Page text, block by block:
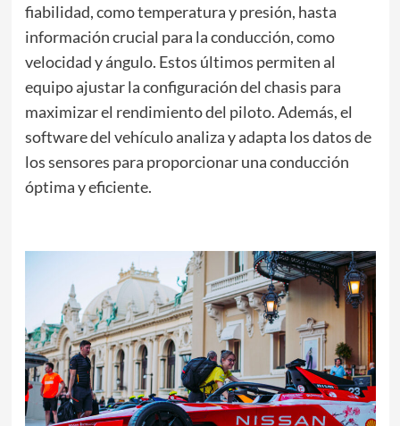
fiabilidad, como temperatura y presión, hasta
información crucial para la conducción, como
velocidad y ángulo. Estos últimos permiten al
equipo ajustar la configuración del chasis para
maximizar el rendimiento del piloto. Además, el
software del vehículo analiza y adapta los datos de
los sensores para proporcionar una conducción
óptima y eficiente.